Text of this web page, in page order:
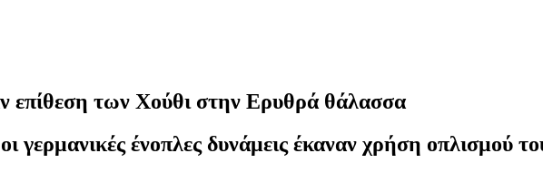
επίθεση των Χούθι στην Ερυθρά θάλασσα
γερμανικές ένοπλες δυνάμεις έκαναν χρήση οπλισμού